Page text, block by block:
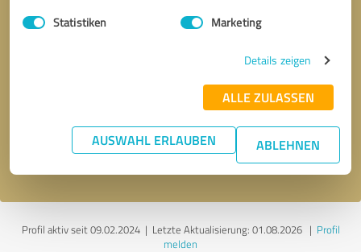
Statistiken Marketing
Details zeigen
ALLE ZULASSEN
AUSWAHL ERLAUBEN ABLEHNEN
Ich stimme denDatenschutzbestimmungenzu.
Profil aktiv seit 09.02.2024 | Letzte Aktualisierung: 01.08.2026| Profil
melden